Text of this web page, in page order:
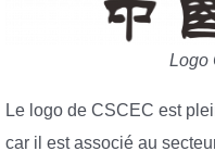
Logo
Le logo de CSCEC est
car il est associé au